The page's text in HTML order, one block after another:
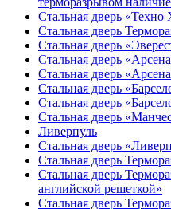
Стальная дверь «Техно
Стальная дверь
Стальная дверь
Стальная дверь
Стальная дверь
Стальная дверь
Стальная дверь
Стальная дверь
Ливерпуль
Стальная дверь
Стальная дверь
Стальная дверь
английской решеткой»
Стальная дверь